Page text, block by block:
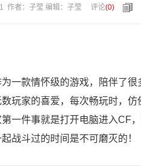
作者：子莹 编辑：子莹 评论(0)
为一款情怀级的游戏，陪伴了
玩家的喜爱，每次畅玩时，
一件事就是打开电脑进入CF
战斗过的时间是不可磨灭的！